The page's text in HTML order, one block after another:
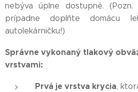
nebýva úplne dostupné. (Pozn.
prípadne doplňte domácu
autolekárničku!)
Správne vykonaný tlakový
vrstvami:
Prvá je vrstva krycia,